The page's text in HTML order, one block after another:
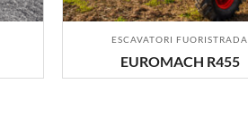
ESCAVATORI FUORISTRADA
EUROMACH R455